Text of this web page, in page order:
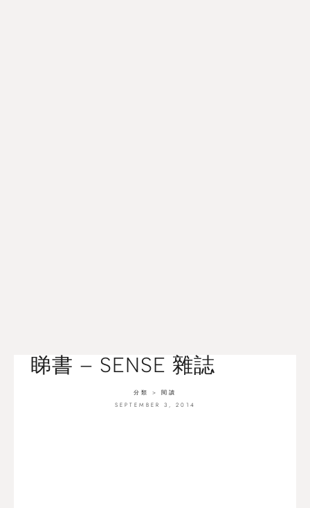
睇書 – SENSE 雜誌
分類 >
閱讀
SEPTEMBER 3, 2014